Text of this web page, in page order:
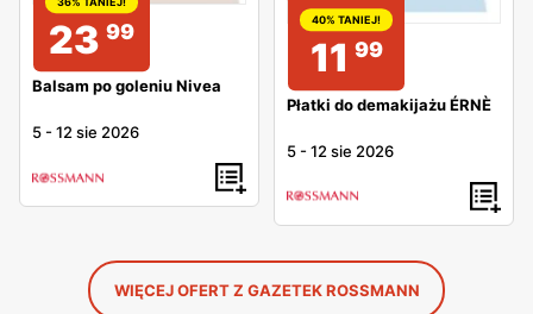
23 99
Balsam po goleniu Nivea
5 -12 sie 2026
40% TANIEJ!
11 99
Płatki do demakijażu ÉRNÈ
5 -12 sie 2026
WIĘCEJ OFERT Z GAZETEK ROSSMANN